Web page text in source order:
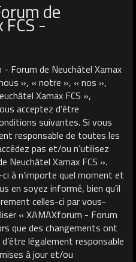
de
FCS -
Forum de Neuchâtel Xamax
», « notre », « nos »,
Xamax FCS »,
acceptez d’être
suivantes. Si vous
responsable de toutes les
pas et/ou n’utilisez
Neuchâtel Xamax FCS ».
à n’importe quel moment et
en soyez informé, bien qu’il
celles-ci par vous-
« XAMAXforum - Forum
que des changements ont
légalement responsable
à jour et/ou